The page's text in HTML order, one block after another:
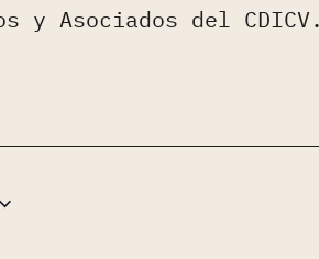
y Asociados del CDICV.